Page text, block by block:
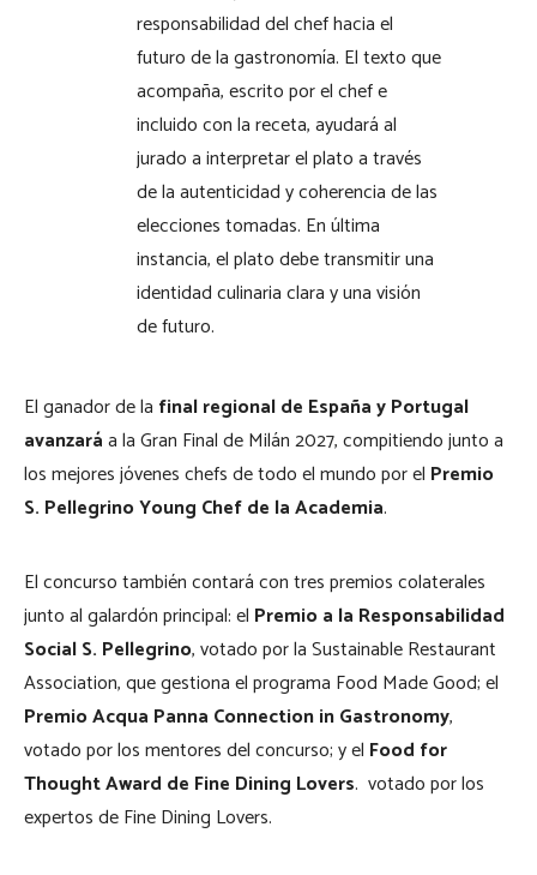
responsabilidad del chef hacia el
futuro de la gastronomía. El texto que
acompaña, escrito por el chef e
incluido con la receta, ayudará al
jurado a interpretar el plato a través
de la autenticidad y coherencia de las
elecciones tomadas. En última
instancia, el plato debe transmitir una
identidad culinaria clara y una visión
de futuro.
El ganador de la final regional de España y Portugal
avanzaráa la Gran Final de Milán 2027, compitiendo junto a
los mejores jóvenes chefs de todo el mundo por el Premio
S. Pellegrino Young Chef de la Academia.
El concurso también contará con tres premios colaterales
junto al galardón principal: el Premio a la Responsabilidad
Social S. Pellegrino, votado por la Sustainable Restaurant
Association, que gestiona el programa Food Made Good; el
Premio Acqua Panna Connection in Gastronomy,
votado por los mentores del concurso; y el Food for
Thought Award de Fine Dining Lovers. votado por los
expertos de Fine Dining Lovers.